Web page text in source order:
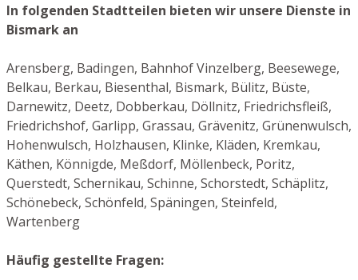
In folgenden Stadtteilen bieten wir unsere Dienste in
Bismark an
Arensberg, Badingen, Bahnhof Vinzelberg, Beesewege,
Belkau, Berkau, Biesenthal, Bismark, Bülitz, Büste,
Darnewitz, Deetz, Dobberkau, Döllnitz, Friedrichsfleiß,
Friedrichshof, Garlipp, Grassau, Grävenitz, Grünenwulsch,
Hohenwulsch, Holzhausen, Klinke, Kläden, Kremkau,
Käthen, Könnigde, Meßdorf, Möllenbeck, Poritz,
Querstedt, Schernikau, Schinne, Schorstedt, Schäplitz,
Schönebeck, Schönfeld, Späningen, Steinfeld,
Wartenberg
Häufig gestellte Fragen: